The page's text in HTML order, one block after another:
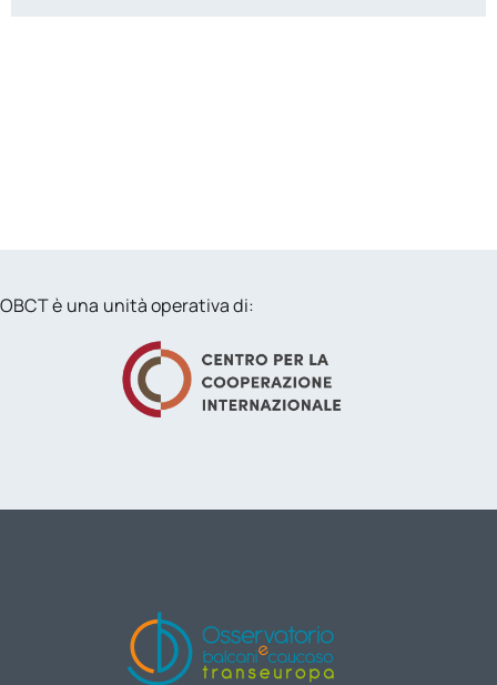
OBCT è una unità operativa di: